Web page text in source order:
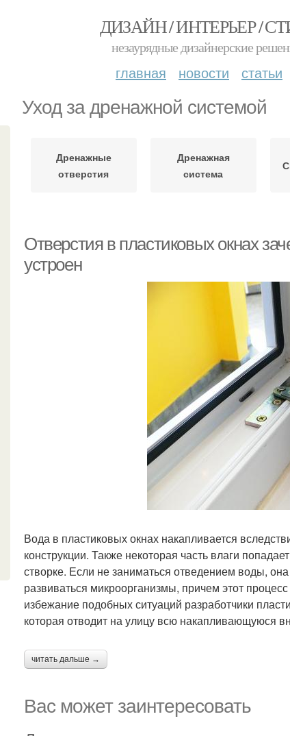
ДИЗАЙН / ИНТЕРЬЕР /
незаурядные дизайнерские
главная новости статьи
Уход за дренажной системой
Дренажные
отверстия
Дренажная
система
Отверстия в пластиковых окнах
устроен
Вода в пластиковых окнах накапливается
конструкции. Также некоторая часть влаги
створке. Если не заниматься отведением воды,
развиваться микроорганизмы, причем этот
избежание подобных ситуаций разработчики
которая отводит на улицу всю накапливающуюся
читать дальше →
Вас может заинтересовать